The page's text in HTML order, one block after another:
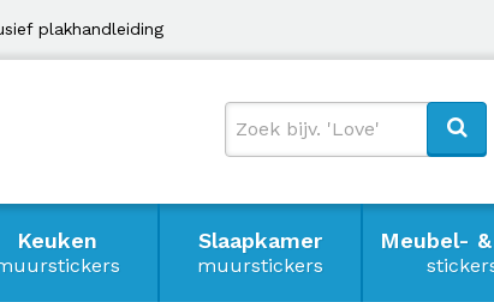
plakhandleiding
Keuken Slaapkamer
muurstickers
Meubel-